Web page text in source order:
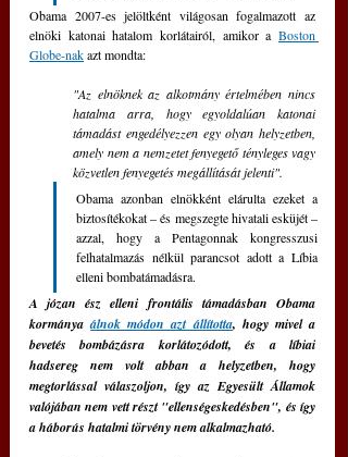
Obama 2007-es jelöltként világosan fogalmazott az
elnöki katonai hatalom korlátairól, amikor a Boston
Globe-nak azt mondta:
"Az elnöknek az alkotmány értelmében nincs
hatalma arra, hogy egyoldalúan katonai
támadást engedélyezzen egy olyan helyzetben,
amely nem a nemzetet fenyegető tényleges vagy
közvetlen fenyegetés megállítását jelenti".
Obama azonban elnökként elárulta ezeket a
biztosítékokat – és megszegte hivatali esküjét –
azzal, hogy a Pentagonnak kongresszusi
felhatalmazás nélkül parancsot adott a Líbia
elleni bombatámadásra.
A józan ész elleni frontális támadásban Obama
kormánya álnok módon azt állította, hogy mivel a
bevetés bombázásra korlátozódott, és a líbiai
hadsereg nem volt abban a helyzetben, hogy
megtorlással válaszoljon, így az Egyesült Államok
valójában nem vett részt "ellenségeskedésben", és így
a háborús hatalmi törvény nem alkalmazható.